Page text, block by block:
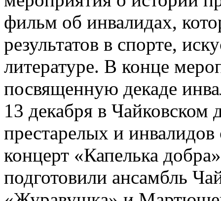
фильм об инвалидах,
результатов в спорте,
литературе. В конце
посвященную декаде
13 декабря в Чайковском
престарелых и
концерт «Капелька
подготовили ансамбль